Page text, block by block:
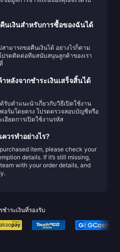
นเงินสำหรับการซื้อของฉันได้
ามารถขอคืนเงินได้ อย่างไรก็ตาม
รดติดต่อทีมสนับสนุนลูกค้าของเรา
หลังจากชำระเงินเสร็จสิ้นได้
รับคำแนะนำเกี่ยวกับวิธีเปิดใช้งาน
อร์มโดยตรง โปรดตรวจสอบบัญชีหรือ
อียดการเปิดใช้งานรหัส
วรทำอย่างไร?
item, please check your
details. If it’s still missing,
with your order details, and
ำระเงินที่รองรับ